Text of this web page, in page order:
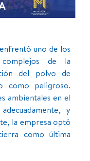
enfrentó uno de los
complejos de la
del polvo de
como peligroso.
ambientales en el
y
la empresa optó
como última